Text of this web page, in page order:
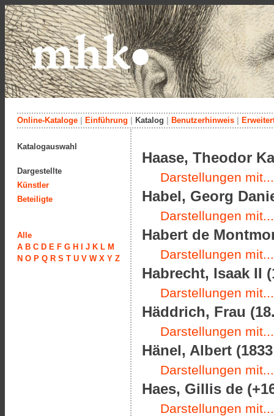
Online-Kataloge Einführung Katalog Benutzerhinweis
Haase, Theodor
Darstellungen mit...
Habel, Georg
Darstellungen mit...
Habert de
Darstellungen mit...
Habrecht, Isaak II
Darstellungen mit...
Häddrich, Frau
Darstellungen mit...
Hänel, Albert
Darstellungen mit...
Haes, Gillis de
Darstellungen mit...
Katalogauswahl
Dargestellte
Künstler
Beteiligte
Alle
A B C D E F G H J K L M
N O P Q R S T U V W X Y Z